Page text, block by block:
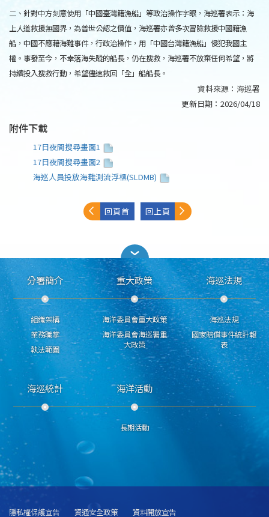
二、針對中方刻意使用「中國臺灣籍漁船」等政治操作字眼，海巡署表示：海
上人道救援無國界，為普世公認之價值，海巡署亦曾多次冒險救援中國籍漁
船，中國不應藉海難事件，行政治操作，用「中國台灣籍漁船」侵犯我國主
權。事發至今，不幸落海失蹤的船長，仍在搜救，海巡署不放棄任何希望，將
持續投入搜救行動，希望儘速救回「全」船船長。
資料來源： 海巡署
更新日期： 2026/04/18
附件下載
17日夜間搜尋畫面1
17日夜間搜尋畫面2
海巡人員投放海難測流浮標(SLDMB)
回頁首 回上頁
分署簡介
組織架構
業務職掌
執法範圍
重大政策
海洋委員會重大政策
海洋委員會海巡署重
大政策
海巡法規
海巡法規
國家賠償事件統計報
表
海巡統計 海洋活動
長期活動
隱私權保護宣告 資通安全政策 資料開放宣告